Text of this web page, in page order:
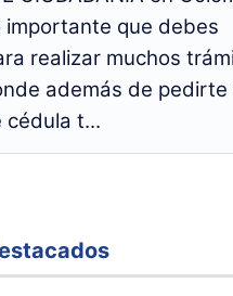
importante que debes
realizar muchos
además de pedirte
cédula t...